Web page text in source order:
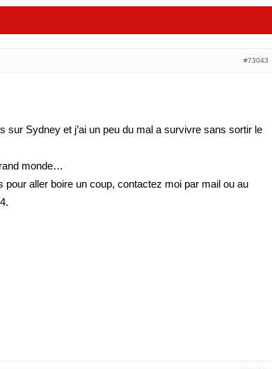
#73043
sur Sydney et j’ai un peu du mal a survivre sans sortir le
monde…
aller boire un coup, contactez moi par mail ou au